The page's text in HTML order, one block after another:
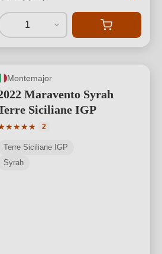
1
Montemajor
Maravento Syrah
Siciliane IGP
★★★★ Bewertung von 5
2
Terre Siciliane IGP
Syrah